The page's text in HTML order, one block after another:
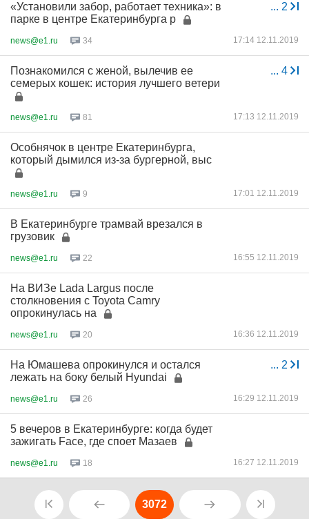
... 2
«Установили забор, работает техника»: в
парке в центре Екатеринбурга р
news@e1.ru 34 17:14 12.11.2019
... 4
Познакомился с женой, вылечив ее
семерых кошек: история лучшего ветери
news@e1.ru 81 17:13 12.11.2019
Особнячок в центре Екатеринбурга,
который дымился из-за бургерной, выс
news@e1.ru 9 17:01 12.11.2019
В Екатеринбурге трамвай врезался в
грузовик
news@e1.ru 22 16:55 12.11.2019
На ВИЗе Lada Largus после
столкновения с Toyota Camry
опрокинулась на
news@e1.ru 20 16:36 12.11.2019
... 2
На Юмашева опрокинулся и остался
лежать на боку белый Hyundai
news@e1.ru 26 16:29 12.11.2019
5 вечеров в Екатеринбурге: когда будет
зажигать Face, где споет Мазаев
news@e1.ru 18 16:27 12.11.2019
3072